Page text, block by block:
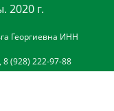
2020 г.
Георгиевна ИНН
8 (928) 222-97-88